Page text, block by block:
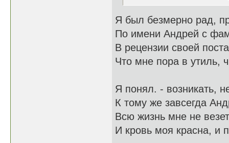
Я был безмерно рад,
По имени Андрей с
В рецензии своей
Что мне пора в утиль,
Я понял. - возникать,
К тому же завсегда
Всю жизнь мне не
И кровь моя красна, и